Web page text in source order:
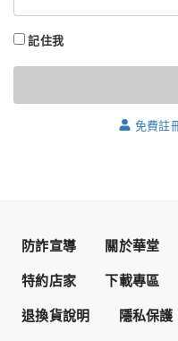
記住我
免費註
防詐宣導 關於華堂
特約店家
下載專區
退換貨說明
隱私保護